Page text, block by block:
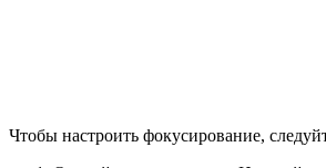
Чтобы настроить фокусирование,